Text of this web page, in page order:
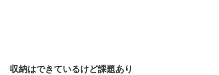
収納はできているけど課題あり